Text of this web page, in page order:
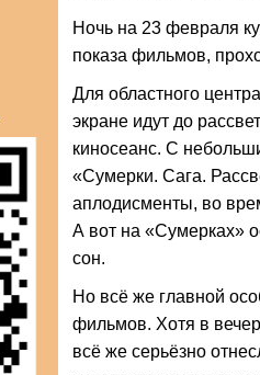
Ночь на 23 февраля
показа фильмов,
Для областного
экране идут до
киносеанс. С
«Сумерки. Сага.
аплодисменты, во
А вот на «Сумерках»
сон.
Но всё же главной
фильмов. Хотя в
всё же серьёзно